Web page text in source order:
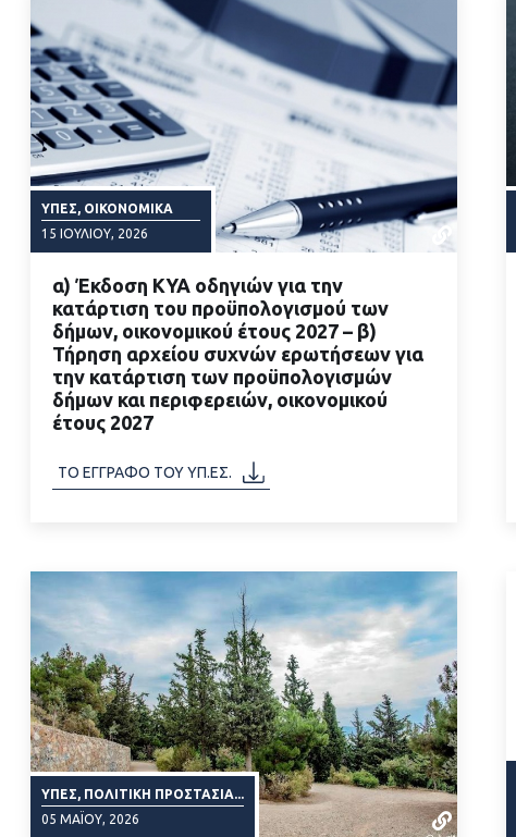
ΥΠΕΣ, ΟΙΚΟΝΟΜΙΚΆ
15 ΙΟΥΛΊΟΥ, 2026
ΔΙΑΒΑΣΤΕ ΠΕΡΙΣΣΟΤΕΡΑ
α) Έκδοση ΚΥΑ οδηγιών για την
κατάρτιση του προϋπολογισμού των
δήμων, οικονομικού έτους 2027 – β)
Τήρηση αρχείου συχνών ερωτήσεων για
την κατάρτιση των προϋπολογισμών
δήμων και περιφερειών, οικονομικού
έτους 2027
ΤΟ ΕΓΓΡΑΦΟ ΤΟΥ ΥΠ.ΕΣ.
ΥΠΕΣ, ΠΟΛΙΤΙΚΉ ΠΡΟΣΤΑΣΊΑ...
05 ΜΑΪ́ΟΥ, 2026